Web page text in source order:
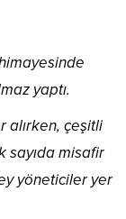
yaptı.
alırken, çeşitli
sayıda misafir
yöneticiler yer